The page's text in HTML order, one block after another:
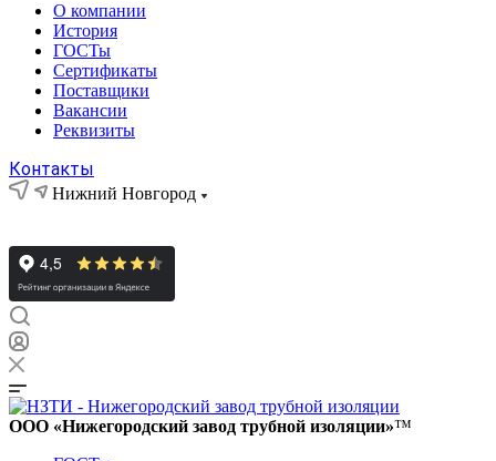
О компании
История
ГОСТы
Сертификаты
Поставщики
Вакансии
Реквизиты
Контакты
Нижний Новгород
ООО «Нижегородский завод трубной изоляции»™